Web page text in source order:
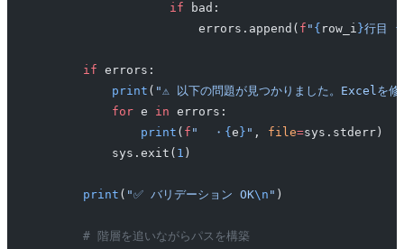
                    if
bad:
                        errors.append(
f " { row_i }行目 {
        if
errors:
            print
( "⚠️ 以下の問題が見つかりました。Excelを修
            for
e in errors:
                print
( f "  ・ { e } " , file=sys.stderr)
            sys.exit(
1 )
        print
( "✅ バリデーション OK\n " )
        # 階層を追いながらパスを構築